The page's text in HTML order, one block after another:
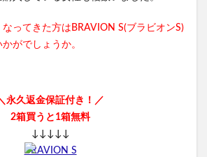
ってきた方はBRAVION S(ブラビオンS)
がでしょうか。
永久返金保証付き！／
2箱買うと1箱無料
↓↓↓↓↓
BRAVION S